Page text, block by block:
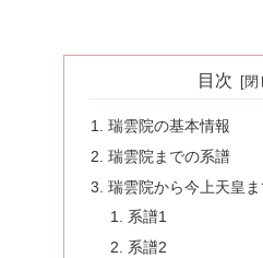
目次
瑞雲院の基本情報
瑞雲院までの系譜
瑞雲院から今上天皇
系譜1
系譜2